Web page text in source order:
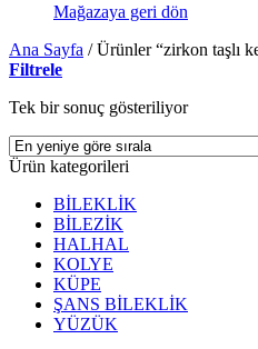
Mağazaya geri dön
Ana Sayfa /Ürünler “zirkon taşlı
Filtrele
Tek bir sonuç gösteriliyor
Ürün kategorileri
BİLEKLİK
BİLEZİK
HALHAL
KOLYE
KÜPE
ŞANS BİLEKLİK
YÜZÜK